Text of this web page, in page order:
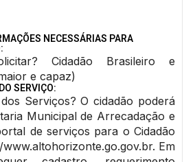
NECESSÁRIAS PARA
Cidadão Brasileiro e
e capaz)
SERVIÇO:
Serviços? O cidadão poderá
Municipal de Arrecadação e
de serviços para o Cidadão
Em